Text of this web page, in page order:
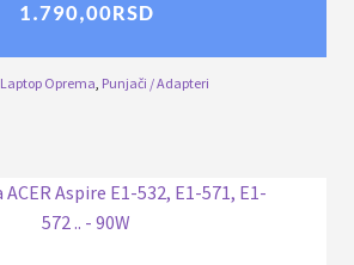
1.790,00RSD
Laptop Oprema Punjači / Adapteri